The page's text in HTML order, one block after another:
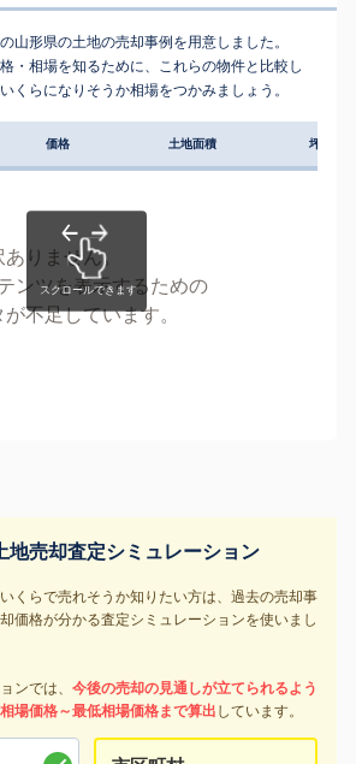
山形県の土地の売却事例を用意しました。
・相場を知るために、これらの物件と比較し
くらになりそうか相場をつかみましょう。
価格 土地面積 坪単価
りません。
ンツを表示するための
不足しています。
地売却査定シミュレーション
くらで売れそうか知りたい方は、過去の売却事
価格が分かる査定シミュレーションを使いまし
ンでは、 今後の売却の見通しが立てられるよう
場価格～最低相場価格まで算出 しています。